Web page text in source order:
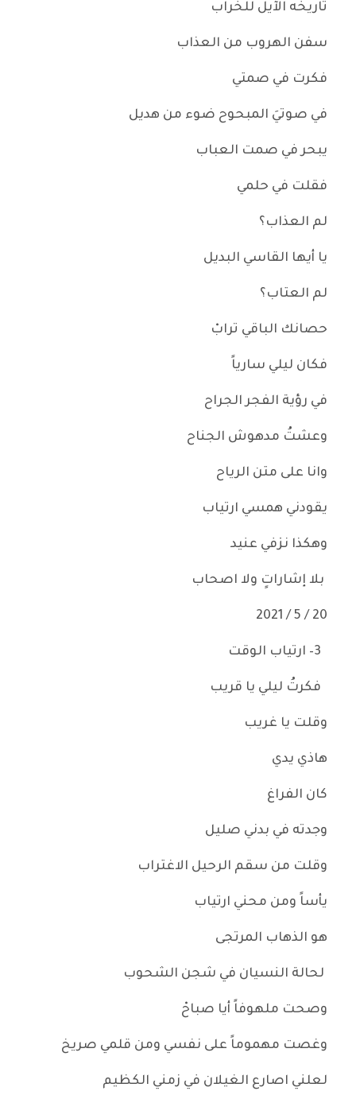
تاريخه الآيل للخراب
سفن الهروب من العذاب
فكرت في صمتي
في صوتيَ المبحوح ضوء من هديل
يبحر في صمت العباب
فقلت في حلمي
لم العذاب؟
يا أيها القاسي البديل
لم العتاب؟
حصانك الباقي ترابْ
فكان ليلي سارياً
في رؤية الفجر الجراح
وعشتُ مدهوش الجناح
وانا على متن الرياح
يقودني همسي ارتياب
وهكذا نزفي عنيد
بلا إشاراتٍ ولا اصحاب
20 / 5 / 2021
فكرتُ ليلي يا قريب
وقلت يا غريب
هاذي يدي
كان الفراغ
وجدته في بدني صليل
وقلت من سقم الرحيل الاغتراب
يأساً ومن محني ارتياب
هو الذهاب المرتجى
لحالة النسيان في شجن الشحوب
وصحت ملهوفاً أيا صباحْ
وغصت مهموماً على نفسي ومن قلمي صريخ
لعلني اصارع الغيلان في زمني الكظيم